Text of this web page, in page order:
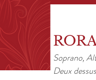
Soprano,
Deux